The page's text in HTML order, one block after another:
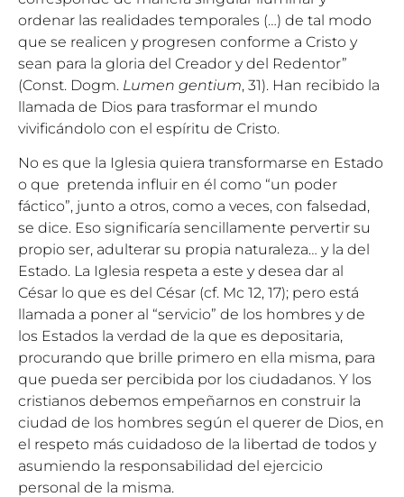
ordenar las realidades temporales (…) de tal modo
que se realicen y progresen conforme a Cristo y
sean para la gloria del Creador y del Redentor”
(Const. Dogm. Lumen gentium, 31). Han recibido la
llamada de Dios para trasformar el mundo
vivificándolo con el espíritu de Cristo.
No es que la Iglesia quiera transformarse en Estado
o que pretenda influir en él como “un poder
fáctico”, junto a otros, como a veces, con falsedad,
se dice. Eso significaría sencillamente pervertir su
propio ser, adulterar su propia naturaleza… y la del
Estado. La Iglesia respeta a este y desea dar al
César lo que es del César (cf. Mc 12, 17); pero está
llamada a poner al “servicio” de los hombres y de
los Estados la verdad de la que es depositaria,
procurando que brille primero en ella misma, para
que pueda ser percibida por los ciudadanos. Y los
cristianos debemos empeñarnos en construir la
ciudad de los hombres según el querer de Dios, en
el respeto más cuidadoso de la libertad de todos y
asumiendo la responsabilidad del ejercicio
personal de la misma.